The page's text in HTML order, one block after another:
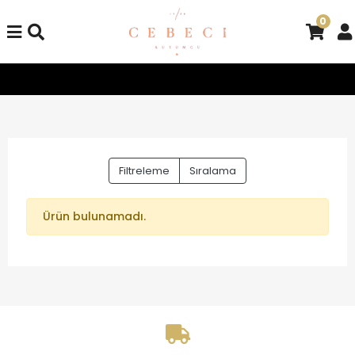
0
Filtreleme Sıralama
Ürün bulunamadı.